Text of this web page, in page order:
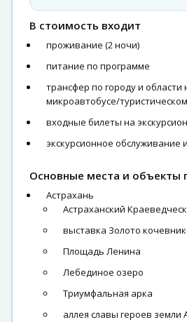
В стоимость входит
проживание (2 ночи)
питание по программе
трансфер по городу и
микроавтобусе/
входные билеты на
экскурсионное обслуживание
Основные места и объекты
Астрахань
Астраханский
выставка Золото
Площадь Ленина
Лебединое озеро
Триумфальная арка
аллея славы героев земли